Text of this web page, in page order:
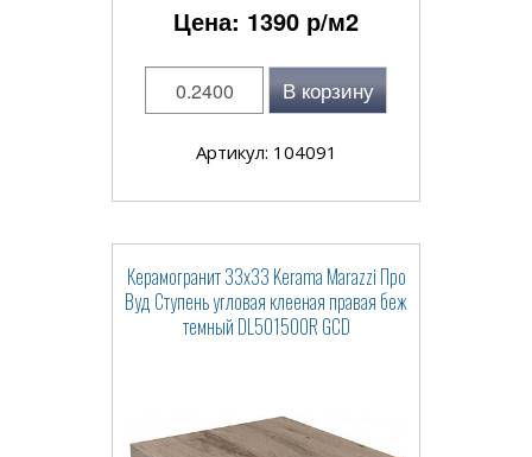
Цена: 1390 р/м2
В корзину
Артикул: 104091
Керамогранит 33x33 Kerama Marazzi Про
Вуд Ступень угловая клееная правая беж
темный DL501500R GCD